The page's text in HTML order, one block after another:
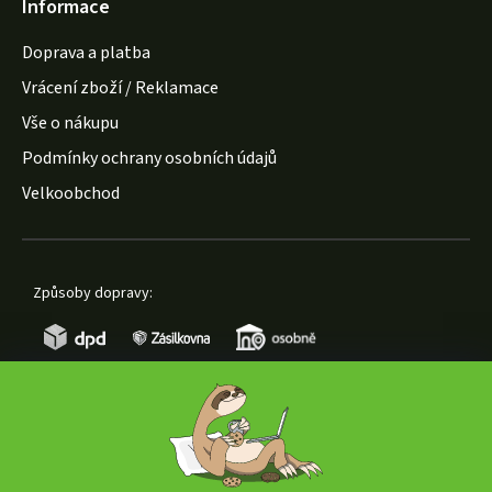
Informace
Doprava a platba
Vrácení zboží / Reklamace
Vše o nákupu
Podmínky ochrany osobních údajů
Velkoobchod
Způsoby dopravy: